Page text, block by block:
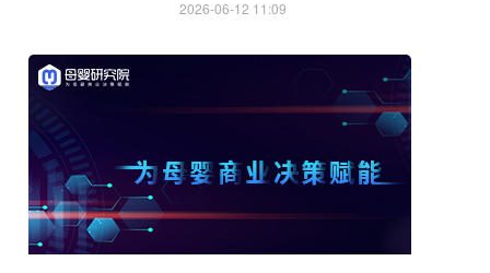
2026-06-12 11:09